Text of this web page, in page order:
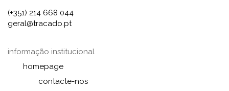
(+351) 214 668 044
geral@tracado.pt
informação institucional
homepage
contacte-nos